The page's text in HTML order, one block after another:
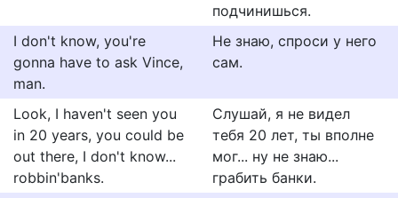
подчинишься.
I don't know, you're
gonna have to ask Vince,
man.
Не знаю, спроси у него
сам.
Look, I haven't seen you
in 20 years, you could be
out there, I don't know...
robbin'banks.
Слушай, я не видел
тебя 20 лет, ты вполне
мог... ну не знаю...
грабить банки.